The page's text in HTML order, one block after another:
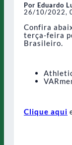
Por Eduardo
26/10/2022,
Confira
terça-feira
Brasileiro.
Clique aqui